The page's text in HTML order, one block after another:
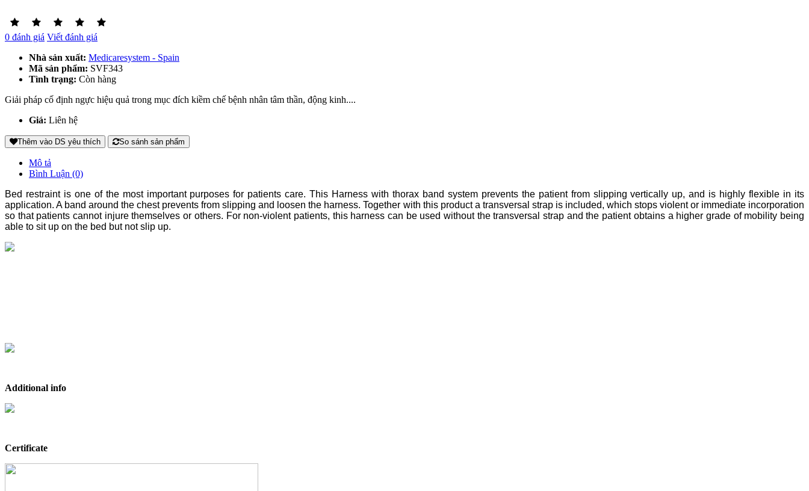
0 đánh giá Viết đánh giá
Nhà sản xuất: Medicaresystem - Spain
Mã sản phẩm: SVF343
Tình trạng: Còn hàng
Giải pháp cố định ngực hiệu quả trong mục đích kiềm chế bệnh nhân tâm thần, động kinh....
Giá: Liên hệ
Thêm vào DS yêu thích So sánh sản phẩm
Mô tả
Bình Luận (0)
Bed restraint is one of the most important purposes for patients care. This Harness with thorax band system prevents the patient from slipping vertically up, and is highly flexible in its
application. A band around the chest prevents from slipping and loosen the harness. Together with this product a transversal strap is included, which stops violent or immediate incorporation
so that patients cannot injure themselves or others. For non-violent patients, this harness can be used without the transversal strap and the patient obtains a higher grade of mobility being
able to sit up on the bed but not slip up.
Additional info
Certificate